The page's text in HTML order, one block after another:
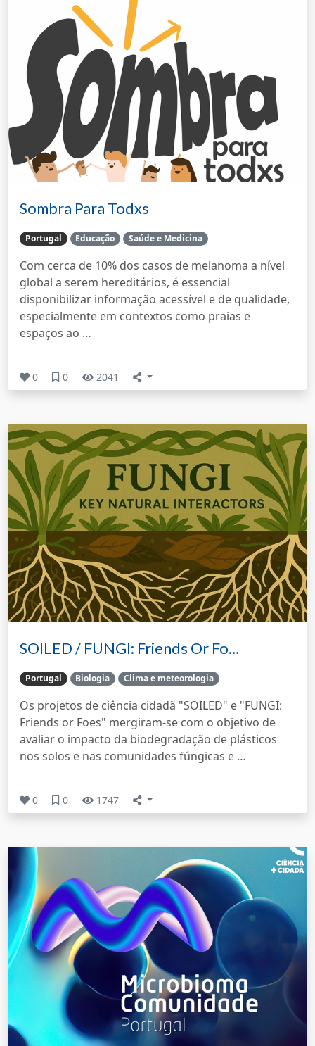
Sombra Para Todxs
Portugal Educação Saúde e Medicina
Com cerca de 10% dos casos de melanoma a nível
global a serem hereditários, é essencial
disponibilizar informação acessível e de qualidade,
especialmente em contextos como praias e
espaços ao …
0 0 2041
SOILED / FUNGI: Friends Or Fo…
Portugal Biologia Clima e meteorologia
Os projetos de ciência cidadã "SOILED" e "FUNGI:
Friends or Foes" mergiram-se com o objetivo de
avaliar o impacto da biodegradação de plásticos
nos solos e nas comunidades fúngicas e …
0 0 1747